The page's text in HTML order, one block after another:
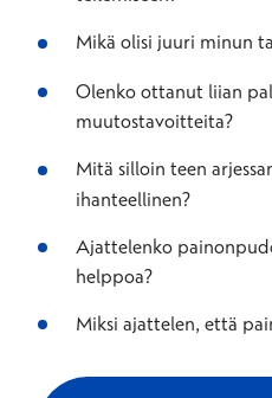
Mikä olisi juuri minun
Olenko ottanut liian
muutostavoitteita?
Mitä silloin teen
ihanteellinen?
Ajattelenko
helppoa?
Miksi ajattelen, että